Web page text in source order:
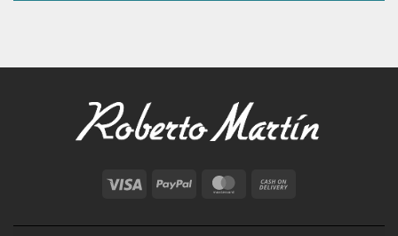
Visa PayPal MasterCard
Delivery